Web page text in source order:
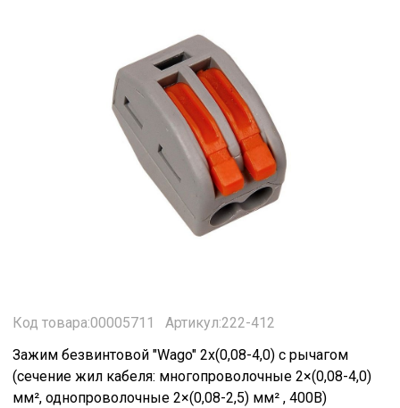
Код товара:00005711
Артикул:222-412
Зажим безвинтовой "Wago" 2х(0,08-4,0) с рычагом
(сечение жил кабеля: многопроволочные 2×(0,08-4,0)
мм², однопроволочные 2×(0,08-2,5) мм² , 400В)